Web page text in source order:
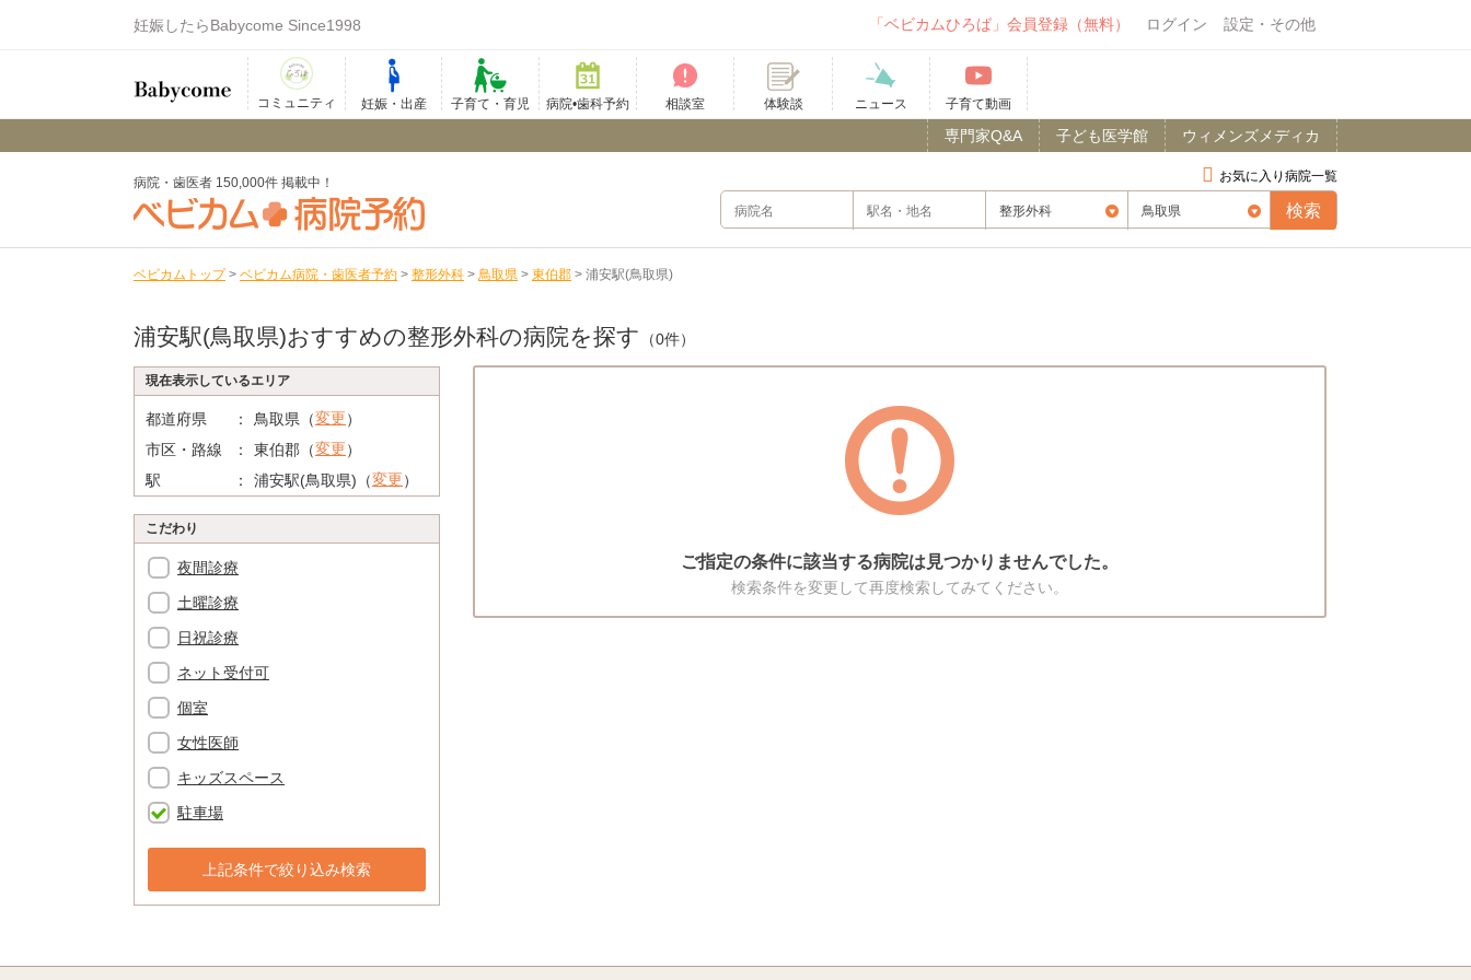
妊娠したらBabycome Since1998 「ベビカムひろば」会員登録（無料） ログイン 設定・その他
コミュニティ 妊娠・出産 子育て・育児 病院•歯科予約 相談室 体験談 ニュース 子育て動画
ウィメンズメディカ
子ども医学館
専門家Q&A
お気に入り病院一覧
病院・歯医者 150,000件 掲載中！
ベビカムトップ > ベビカム病院・歯医者予約 > 整形外科 > 鳥取県 > 東伯郡 > 浦安駅(鳥取県)
浦安駅(鳥取県)おすすめの整形外科の病院を探す （0件）
現在表示しているエリア
都道府県 鳥取県（変更）
市区・路線
東伯郡（変更）
駅
浦安駅(鳥取県)（変更）
こだわり
夜間診療
土曜診療
日祝診療
ネット受付可
個室
女性医師
キッズスペース
駐車場
上記条件で絞り込み検索
ご指定の条件に該当する病院は見つかりませんでした。
検索条件を変更して再度検索してみてください。